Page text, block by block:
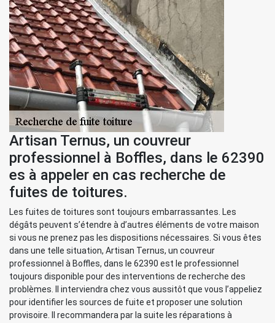
Artisan Ternus, un couvreur
professionnel à Boffles, dans le 62390
es à appeler en cas recherche de
fuites de toitures.
Les fuites de toitures sont toujours embarrassantes. Les
dégâts peuvent s’étendre à d’autres éléments de votre maison
si vous ne prenez pas les dispositions nécessaires. Si vous êtes
dans une telle situation, Artisan Ternus, un couvreur
professionnel à Boffles, dans le 62390 est le professionnel
toujours disponible pour des interventions de recherche des
problèmes. Il interviendra chez vous aussitôt que vous l’appeliez
pour identifier les sources de fuite et proposer une solution
provisoire. Il recommandera par la suite les réparations à